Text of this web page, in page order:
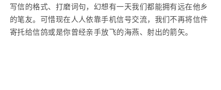
写信的格式、打磨词句，幻想有一天我们都能拥有远在他乡
的笔友。可惜现在人人依靠手机信号交流，我们不再将信件
寄托给信鸽或是你曾经亲手放飞的海燕、射出的箭矢。